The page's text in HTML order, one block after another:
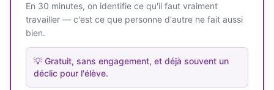
En 30 minutes, on identifie ce qu'il faut vraiment
travailler — c'est ce que personne d'autre ne fait aussi
bien.
💡 Gratuit, sans engagement, et déjà souvent un
déclic pour l'élève.